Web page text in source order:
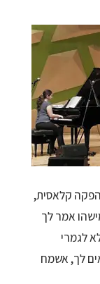
קלאסית,
אמר לך
לגמרי
לך, אשמח